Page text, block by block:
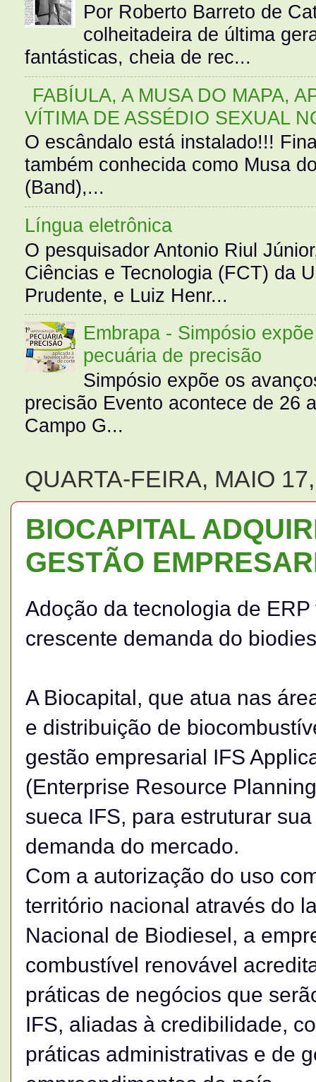
Por Roberto Barreto de
colheitadeira de última
fantásticas, cheia de rec...
FABÍULA, A MUSA DO MAPA,
VÍTIMA DE ASSÉDIO SEXUAL
O escândalo está instalado!!!
também conhecida como Musa
(Band),...
Língua eletrônica
O pesquisador Antonio Riul
Ciências e Tecnologia (FCT) da
Prudente, e Luiz Henr...
Embrapa - Simpósio
pecuária de precisão
Simpósio expõe os
precisão Evento acontece de 26
Campo G...
QUARTA-FEIRA, MAIO
BIOCAPITAL
GESTÃO
Adoção da tecnologia de
crescente demanda do
A Biocapital, que atua nas
e distribuição de
gestão empresarial IFS
(Enterprise Resource
sueca IFS, para estruturar
demanda do mercado.
Com a autorização do uso
território nacional através do
Nacional de Biodiesel, a
combustível renovável
práticas de negócios que
IFS, aliadas à credibilidade,
práticas administrativas e de